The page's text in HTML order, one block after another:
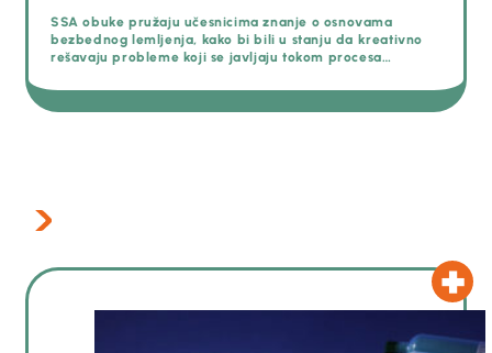
SSA obuke pružaju učesnicima znanje o osnovama
bezbednog lemljenja, kako bi bili u stanju da kreativno
rešavaju probleme koji se javljaju tokom procesa